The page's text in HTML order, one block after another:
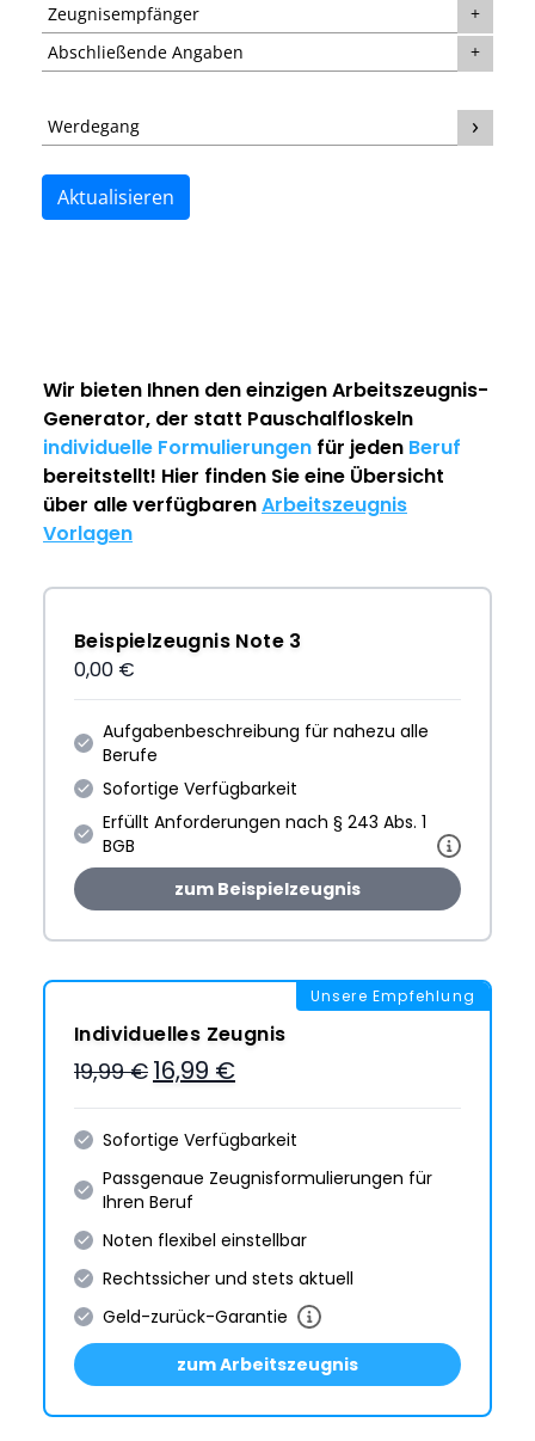
Zeugnisempfänger
Abschließende Angaben
Werdegang
Aktualisieren
Wir bieten Ihnen den einzigenArbeitszeugnis-
Generator, der statt Pauschalfloskeln
individuelle Formulierungen für jeden Beruf
bereitstellt! Hier finden Sie eine Übersicht
über alle verfügbarenArbeitszeugnis
Vorlagen
Beispielzeugnis Note 3
0,00 €
Aufgabenbeschreibung für nahezu alle
Berufe
Sofortige Verfügbarkeit
Erfüllt Anforderungen nach § 243 Abs. 1
BGB
zum Beispielzeugnis
Unsere Empfehlung
Individuelles Zeugnis
19,99 € 16,99 €
Sofortige Verfügbarkeit
Passgenaue Zeugnis­formulie­rungen für
Ihren Beruf
Noten flexibel einstellbar
Rechtssicher und stets aktuell
Geld-zurück-Garantie
zum Arbeitszeugnis